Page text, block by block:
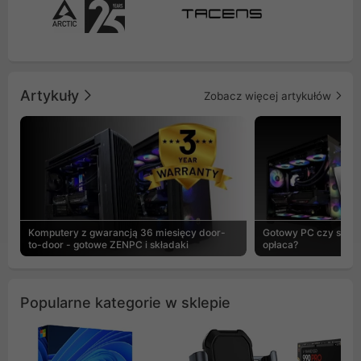
Artykuły Zobacz więcej artykułów
Komputery z gwarancją 36 miesięcy door-
to-door - gotowe ZENPC i składaki
Gotowy PC czy
opłaca?
Popularne kategorie w sklepie